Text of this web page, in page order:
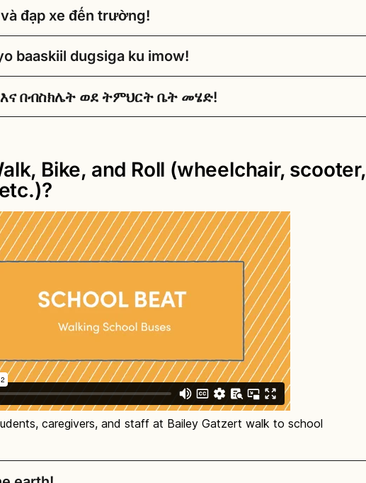
in any of these ideas and more (brnelson1@seattleschools.org
a walk to school group or bike train. Students can meet and walk
in together.
with Walk to School Day on October 7.
for things like street murals, warm winter clothes, and event
success stories and we’ll broadcast them in school and district
Caminar y andar en bicicleta a la escuela es una forma divertida de
reducir la congestión y la contaminación alrededor de las
o van en bicicleta a la escuela llegan más alertas y listos para
Bailey Gatzert Elementary – los estudiantes
caminan en grupos a la escuela y los padres
cambian en quién dirige (autobús escolar a pie).
en bicicleta.
reunirse y
o andar en
juntos.
en el Día de
a la
el 7 de
una
del
de
de
de hasta $1,500 para pagar cosas como murales callejeros, ropa
de invierno y suministros para eventos.
historias de éxito y las difundiremos en los boletines
y del distrito.
Chinese]
行和骑单车上学是一种有趣的锻炼方式，可以减少学校周围的拥塞和污
可以建立社区。研究告诉我们，步行和骑单车上学的学生更加警觉同时
Bailey Gatzert学校学生成群结队地步行上学，家长
轮流带队(步行校车)。
集合起来，一
或骑单车到学
日是帮助步行
。
来申请西雅图
补助金，最高
美元，来
头壁画，冬天
暖衣服和活动
费用。
们分享成功的故事，我们会在学校和校区新闻通讯中播出来。
đạp xe đến trường!
Đi bộ và đi xe đạp đến trường là một hình thức thú vị để tập thể
ùng tắc và ô nhiễm xung quanh trường học, đồng thời thiết lập
một nhóm đi bộ đến trường học hoặc đoàn xe đạp. Học sinh
gặp và đi bộ hoặc đạp xe cùng nhau.
đỡ với Ngày đi bộ đến trường vào ngày 7 tháng 10.
đơn xin trợ cấp của Seattle Department of Transportation lên đến
để thanh toán cho những vật như bức tranh tường đường phố,
áo ấm mùa đông và đồ dùng cho sự kiện.
sẻ những câu chuyện thành công và chúng tôi sẽ đăng chúng lên
tin của trường và học khu.
baaskiil dugsiga ku imow!
dugsiyada, loona abuuro bulsho. Daraasaduhu waxay yiraahdeen
socota iyo baaskiilka ku taga dugsiga waxay la yimaadaan
dheeraad ah iyo diyaar u ahaan inay wax bartaan!
baaskiil ku imaanshaha dugsiga ama isku taxa baaskiilada.
we kulmikaraan iyaga oo u lugaynaya ama baaskiil ku tegaya
Maalinka Baaskiil ku Tagga Dugsiga ee October 7.
maalgelinta Waaxda Isgaarsiinta Seattle ee gaareysa ilaa $1,500
bixinta kharashyada farshaxanka waddooyinka, dharka
iyo kharashaadka kulamada.
wadaag guushaada si aanu ugu soo bandhigno warsidaha dugsiga
degmadaba.
እና በብስክሌት ወደ ትምህርት ቤት መሄድ!
ቤት በእግር እና ብስክሌት መሄድ የአካል ብቃት እንቅስቃሴ
ቤቶች አካባቢ ያለውን መጨናነቅ እና ብክለት ለመቀነስ እንዲሁም
ለመፍጠር አስደሳች መንገድ ነው።ወደ ትምህርት ቤት በእግር እና በብስክሌት የሚጓዙ
ንቁ እና ለመማር ዝግጁ እንደሚሆኑ ጥናቶች ያሳያሉ!
ቤት ብእግር ወይም በብስክሌት የሚሄዱ ቡድን ይምሩ። ተማሪዎች
አብረው በእግር ወይም ብስክሌት መሄድ ይችላሉ።
ቤት የእግር ጉዞ ቀን -ጥቅምት 7 ያግዙ።
ላይ የግድግዳ ሥዕሎች፣ሞቃታማ የክረምት ልብሶች እና የዝግጅት አቅርቦቶች
የሚያስችል እስከ $1,500 የሚያክል ገንዘብ ለማግኘት ለሲያትል የትራንስፖርት
ዲፓርትመንት ያመልክቱ።
ታሪኮች ያጋሩን እና በትምህርት ቤት እና በዲስትሪክት ጋዜጣዎች ላይ
Bike, and Roll (wheelchair, scooter,
caregivers, and staff at Bailey Gatzert walk to school